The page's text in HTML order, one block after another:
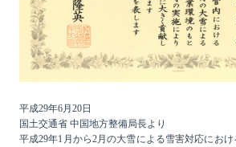
平成29年6月20日
国土交通省 中国地方整備局長より
平成29年1月から2月の大雪による雪害対応にお